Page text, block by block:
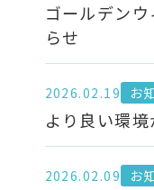
ゴールデン
らせ
2026.02.19 お
より良い環
2026.02.09 お